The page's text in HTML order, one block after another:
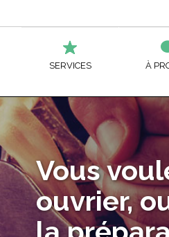
MÉTALLURGIE
SERVICES SOCIAUX, ÉDUCATIFS ET
JURIDIQUES
SOINS ESTHÉTIQUES
EN FABRICATION DE
MÉTALLIQUES
DE MACHINES DE
SERVICES
BESOIN D’AIDE? ( SARCA )
AIDE FINANCIÈRE
ACCOMPAGNEMENT À
RECONNAISSANCE DES
À
NOS
LA CAPITALE
NOS
Vous
ouvrier,